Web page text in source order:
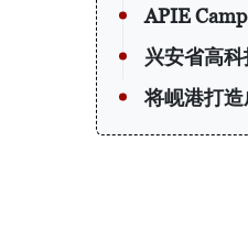
APIE
兴安省高
将岘港打